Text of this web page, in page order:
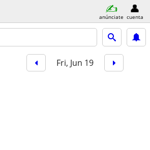
anúnciate cuenta
Fri, Jun 19